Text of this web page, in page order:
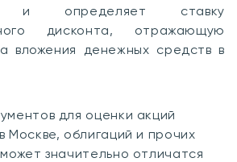
и определяет ставку
дисконта, отражающую
вложения денежных средств в
для оценки акций
Москве, облигаций и прочих
значительно отличатся